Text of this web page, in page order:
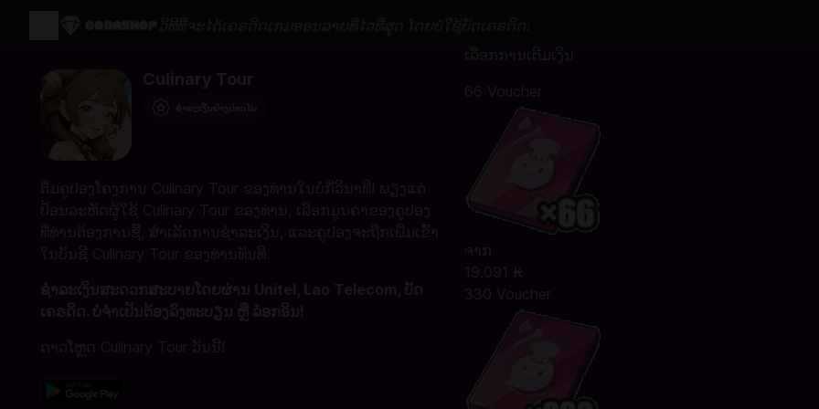
Culinary Tour
ຕື່ມຄູປອງໂຄງການ Culinary Tour ຂອງທ່ານໃນບໍ່ກີ່ວິນາທີ! ພຽງແຕ່
ປ້ອນລະຫັດຜູ້ໃຊ້ Culinary Tour ຂອງທ່ານ, ເລືອກມູນຄ່າຂອງຄູປອງ
ທີ່ທ່ານຕ້ອງການຊື້, ສຳເລັດການຊຳລະເງິນ, ແລະຄູປອງຈະຖືກເພີ່ມເຂົ້າ
ໃນບັນຊີ Culinary Tour ຂອງທ່ານທັນທີ.
ຊຳລະເງິນສະດວກສະບາຍໂດຍຜ່ານ Unitel, Lao Telecom, ບັດ
ເຄຣດິດ. ບໍ່ຈຳເປັນຕ້ອງລົງທະບຽນ ຫຼື ລ໋ອກອິນ!
ດາວໂຫຼດ Culinary Tour ວັນນີ້!
ເລືອກການເຕີມເງິນ
66 Voucher
ຈາກ
19.091 ₭
330 Voucher